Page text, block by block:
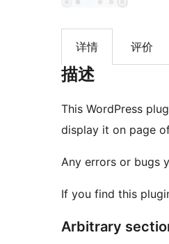
详情 评价
描述
This WordPress
display it on page
Any errors or bugs
If you find this
Arbitrary